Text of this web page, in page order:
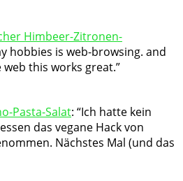
Himbeer-Zitronen-
hobbies is web-browsing. and
web this works great.”
Pasta-Salat: “Ich hatte kein
das vegane Hack von
Nächstes Mal (und das